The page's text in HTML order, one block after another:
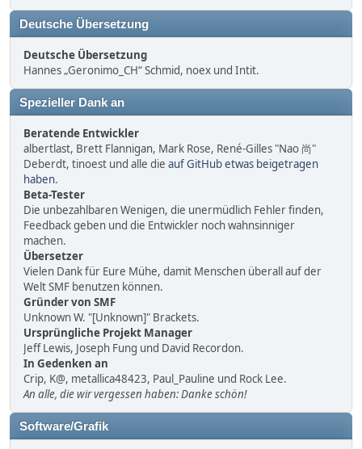
Deutsche Übersetzung
Deutsche Übersetzung
Hannes „Geronimo_CH“ Schmid, noex und Intit.
Spezieller Dank an
Beratende Entwickler
albertlast, Brett Flannigan, Mark Rose, René-Gilles "Nao 尚"
Deberdt, tinoest und alle die auf GitHub etwas beigetragen
haben.
Beta-Tester
Die unbezahlbaren Wenigen, die unermüdlich Fehler finden,
Feedback geben und die Entwickler noch wahnsinniger
machen.
Übersetzer
Vielen Dank für Eure Mühe, damit Menschen überall auf der
Welt SMF benutzen können.
Gründer von SMF
Unknown W. "[Unknown]" Brackets.
Ursprüngliche Projekt Manager
Jeff Lewis, Joseph Fung und David Recordon.
In Gedenken an
Crip, K@, metallica48423, Paul_Pauline und Rock Lee.
An alle, die wir vergessen haben: Danke schön!
Software/Grafik